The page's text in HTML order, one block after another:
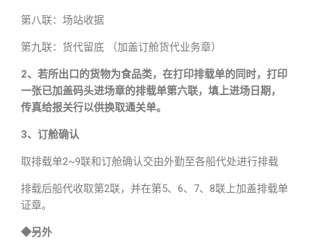
第八联：场站收据
第九联：货代留底 （加盖订舱货代业务章）
2、若所出口的货物为食品类，在打印排载单的同时，打印
一张已加盖码头进场章的排载单第六联，填上进场日期，
传真给报关行以供换取通关单。
3、订舱确认
取排载单2~9联和订舱确认交由外勤至各船代处进行排载
排载后船代收取第2联，并在第5、6、7、8联上加盖排载单
证章。
◆另外